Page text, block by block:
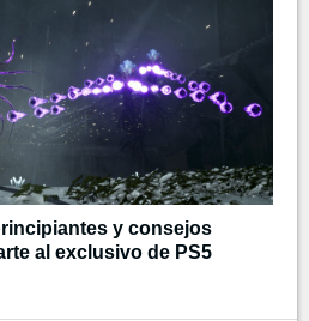
y consejos
al exclusivo de PS5